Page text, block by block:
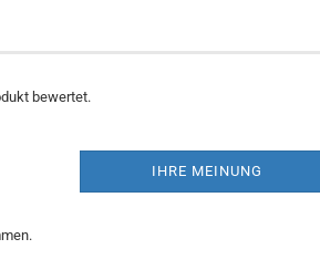
bewertet.
IHRE MEINUNG